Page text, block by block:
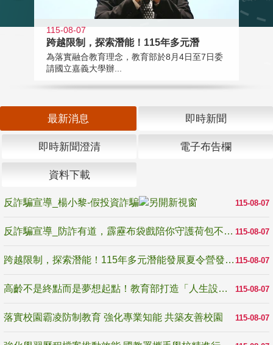
115-08-07
跨越限制，探索潛能！115年多元潛
為落實融合教育理念，教育部於8月4日至7日委
請國立嘉義大學辦...
最新消息 即時新聞
即時新聞澄清 電子布告欄
資料下載
115-08-07
反詐騙宣導_楊小黎-假投資詐騙
115-08-07
反詐騙宣導_防詐有道，霹靂布袋戲陪你守護荷包不受騙
115-08-07
跨越限制，探索潛能！115年多元潛能發展夏令營發掘生命無限可能
115-08-07
高齡不是終點而是夢想起點！教育部打造「人生設計夢工場」 參展第3屆高齡健康產業博覽會
115-08-07
落實校園霸凌防制教育 強化專業知能 共築友善校園